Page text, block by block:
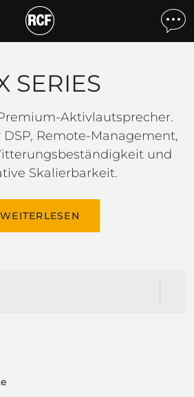
SERIES
Aktivlautsprecher.
Remote-Management,
und
Skalierbarkeit.
WEITERLESEN